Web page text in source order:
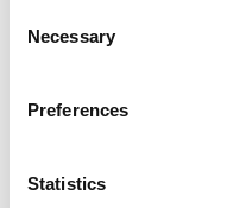
Selection
Necessary
Preferences
Statistics
Settu langtíma
við núverandi